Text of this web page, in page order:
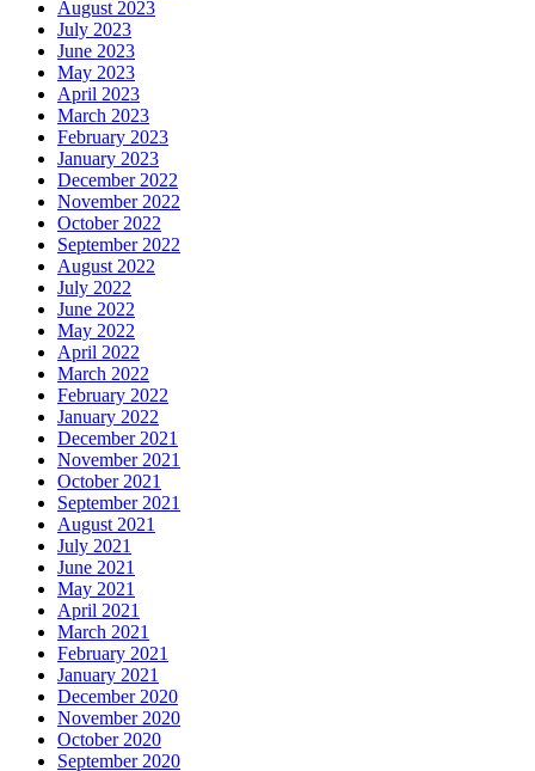
August 2023
July 2023
June 2023
May 2023
April 2023
March 2023
February 2023
January 2023
December 2022
November 2022
October 2022
September 2022
August 2022
July 2022
June 2022
May 2022
April 2022
March 2022
February 2022
January 2022
December 2021
November 2021
October 2021
September 2021
August 2021
July 2021
June 2021
May 2021
April 2021
March 2021
February 2021
January 2021
December 2020
November 2020
October 2020
September 2020